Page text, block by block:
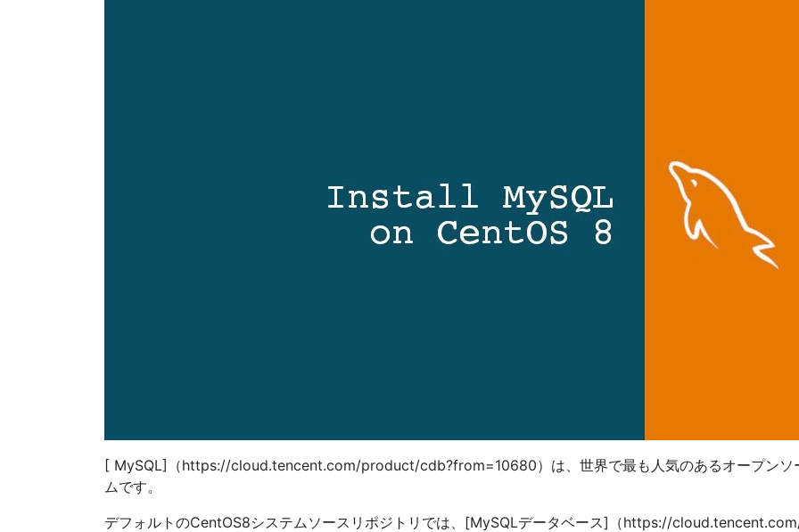
[ MySQL]（https://cloud.tencent.com/product/cdb?from=10680）は、世界で最も人気のあるオープンソ
ムです。
デフォルトのCentOS8システムソースリポジトリでは、[MySQLデータベース]（https://